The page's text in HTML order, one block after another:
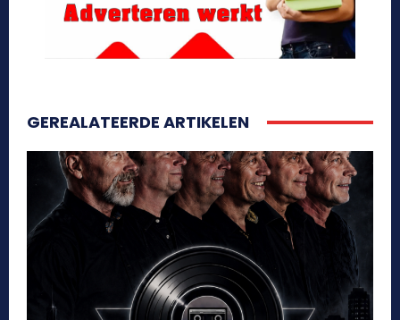
GEREALATEERDE ARTIKELEN